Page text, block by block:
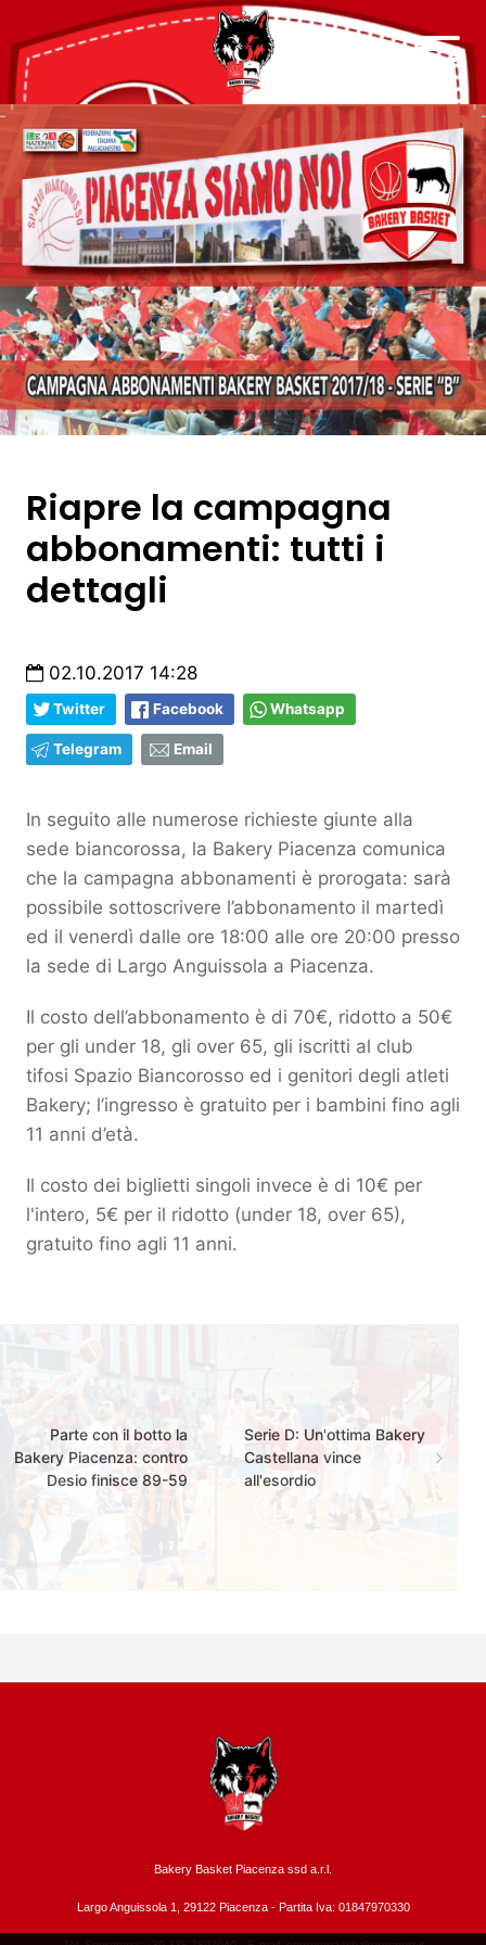
Riapre la campagna
abbonamenti: tutti i
dettagli
02.10.2017 14:28
Twitter Facebook Whatsapp
Telegram Email
In seguito alle numerose richieste giunte alla
sede biancorossa, la Bakery Piacenza comunica
che la campagna abbonamenti è prorogata: sarà
possibile sottoscrivere l’abbonamento il martedì
ed il venerdì dalle ore 18:00 alle ore 20:00 presso
la sede di Largo Anguissola a Piacenza.
Il costo dell’abbonamento è di 70€, ridotto a 50€
per gli under 18, gli over 65, gli iscritti al club
tifosi Spazio Biancorosso ed i genitori degli atleti
Bakery; l’ingresso è gratuito per i bambini fino agli
11 anni d’età.
Il costo dei biglietti singoli invece è di 10€ per
l'intero, 5€ per il ridotto (under 18, over 65),
gratuito fino agli 11 anni.
Parte con il botto la
Bakery Piacenza: contro
Desio finisce 89-59
Serie D: Un'ottima Bakery
Castellana vince
all'esordio
Bakery Basket Piacenza ssd a.r.l.
Largo Anguissola 1, 29122 Piacenza - Partita Iva: 01847970330